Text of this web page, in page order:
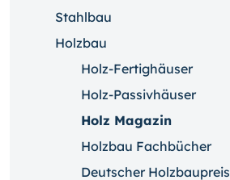
Stahlbau
Holzbau
Holz-Fertighäuser
Holz-Passivhäuser
Holz Magazin
Holzbau Fachbücher
Deutscher Holzbaupreis